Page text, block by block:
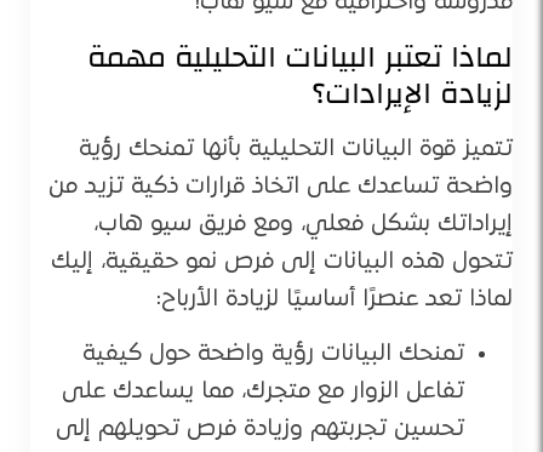
لماذا تعتبر البيانات التحليلية مهمة
لزيادة الإيرادات؟
تتميز قوة البيانات التحليلية بأنها تمنحك رؤية
واضحة تساعدك على اتخاذ قرارات ذكية تزيد من
إيراداتك بشكل فعلي، ومع فريق سيو هاب،
تتحول هذه البيانات إلى فرص نمو حقيقية، إليك
لماذا تعد عنصرًا أساسيًا لزيادة الأرباح:
تمنحك البيانات رؤية واضحة حول كيفية
تفاعل الزوار مع متجرك، مما يساعدك على
تحسين تجربتهم وزيادة فرص تحويلهم إلى